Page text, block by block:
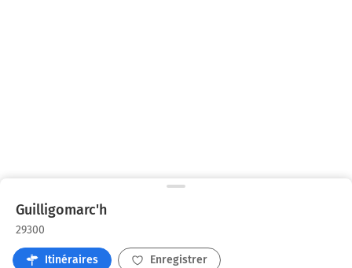
Guilligomarc'h
29300
Itinéraires Enregistrer